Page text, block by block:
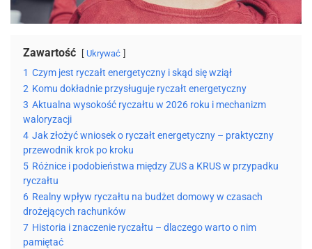
Zawartość Ukrywać
1 Czym jest ryczałt energetyczny i skąd się wziął
2 Komu dokładnie przysługuje ryczałt energetyczny
3 Aktualna wysokość ryczałtu w 2026 roku i mechanizm
waloryzacji
4 Jak złożyć wniosek o ryczałt energetyczny – praktyczny
przewodnik krok po kroku
5 Różnice i podobieństwa między ZUS a KRUS w przypadku
ryczałtu
6 Realny wpływ ryczałtu na budżet domowy w czasach
drożejących rachunków
7 Historia i znaczenie ryczałtu – dlaczego warto o nim
pamiętać